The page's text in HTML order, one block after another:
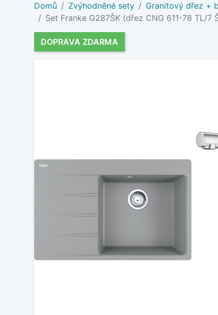
Domů Zvýhodněné sety Granitový dřez +
Set Franke G287ŠK (dřez CNG 611-78 TL/
DOPRAVA ZDARMA